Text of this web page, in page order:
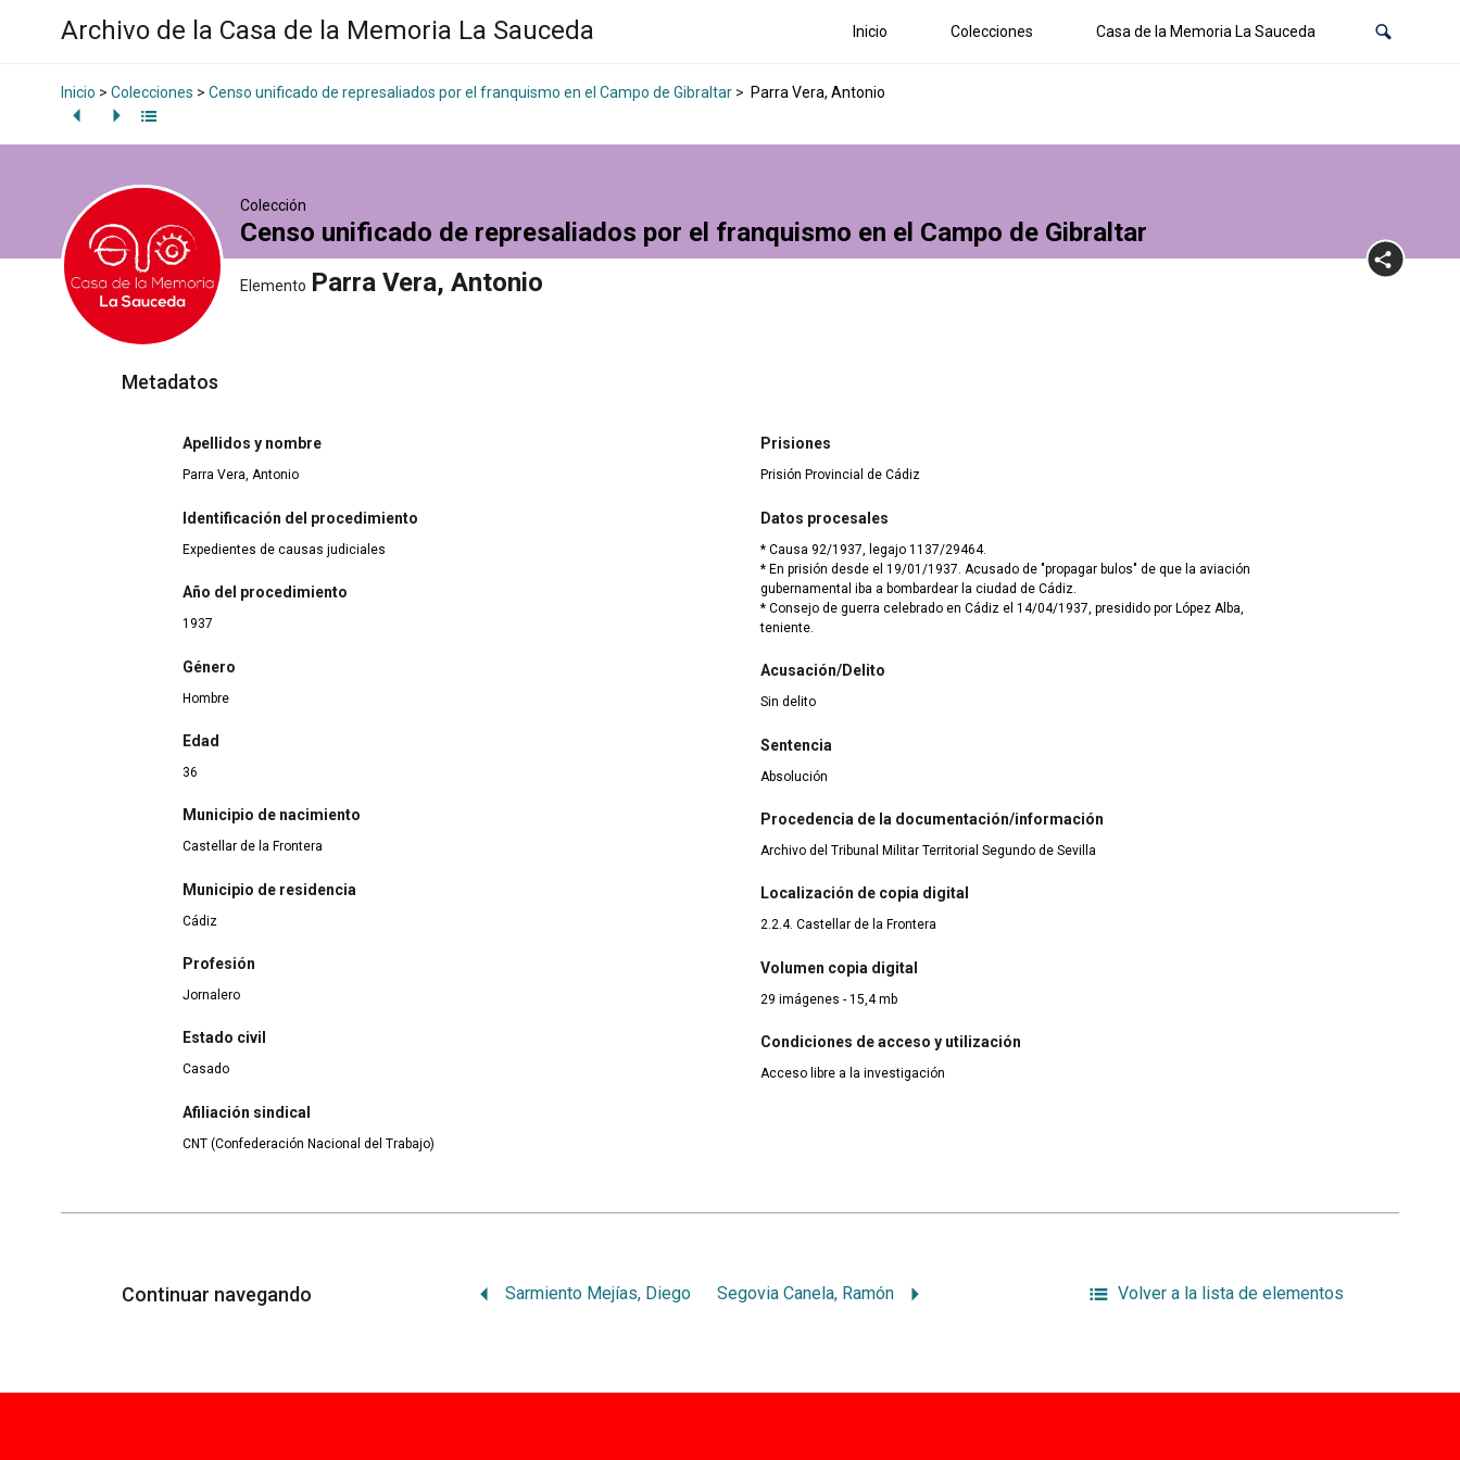
Archivo de la Casa de la Memoria La Sauceda Inicio Colecciones Casa de la Memoria La Sauceda
Inicio > Colecciones > Censo unificado de represaliados por el franquismo en el Campo de Gibraltar > Parra Vera, Antonio
Colección
Censo unificado de represaliados por el franquismo en el Campo de Gibraltar
Elemento Parra Vera, Antonio
Metadatos
Apellidos y nombre
Parra Vera, Antonio
Identificación del procedimiento
Expedientes de causas judiciales
Año del procedimiento
1937
Género
Hombre
Edad
36
Municipio de nacimiento
Castellar de la Frontera
Municipio de residencia
Cádiz
Profesión
Jornalero
Estado civil
Casado
Afiliación sindical
CNT (Confederación Nacional del Trabajo)
Prisiones
Prisión Provincial de Cádiz
Datos procesales
* Causa 92/1937, legajo 1137/29464.
* En prisión desde el 19/01/1937. Acusado de "propagar bulos" de que la aviación
gubernamental iba a bombardear la ciudad de Cádiz.
* Consejo de guerra celebrado en Cádiz el 14/04/1937, presidido por López Alba,
teniente.
Acusación/Delito
Sin delito
Sentencia
Absolución
Procedencia de la documentación/información
Archivo del Tribunal Militar Territorial Segundo de Sevilla
Localización de copia digital
2.2.4. Castellar de la Frontera
Volumen copia digital
29 imágenes - 15,4 mb
Condiciones de acceso y utilización
Acceso libre a la investigación
Continuar navegando Sarmiento Mejías, Diego Segovia Canela, Ramón Volver a la lista de elementos